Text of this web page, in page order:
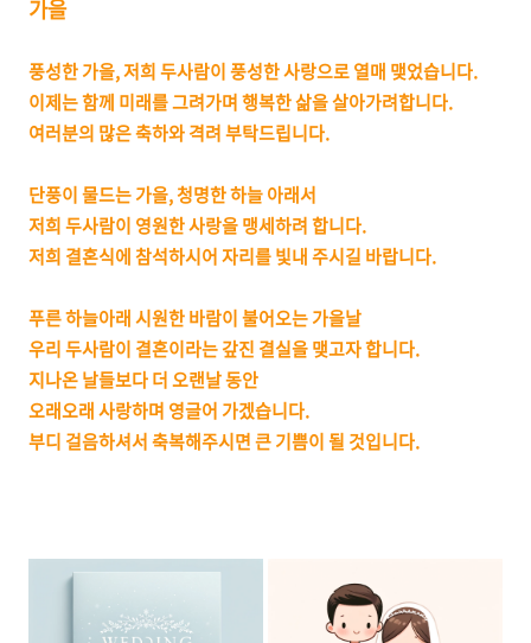
가을
풍성한 가을, 저희 두사람이 풍성한 사랑으로 열매 맺었습니다.
이제는 함께 미래를 그려가며 행복한 삶을 살아가려합니다.
여러분의 많은 축하와 격려 부탁드립니다.
단풍이 물드는 가을, 청명한 하늘 아래서
저희 두사람이 영원한 사랑을 맹세하려 합니다.
저희 결혼식에 참석하시어 자리를 빛내 주시길 바랍니다.
푸른 하늘아래 시원한 바람이 불어오는 가을날
우리 두사람이 결혼이라는 갚진 결실을 맺고자 합니다.
지나온 날들보다 더 오랜날 동안
오래오래 사랑하며 영글어 가겠습니다.
부디 걸음하셔서 축복해주시면 큰 기쁨이 될 것입니다.